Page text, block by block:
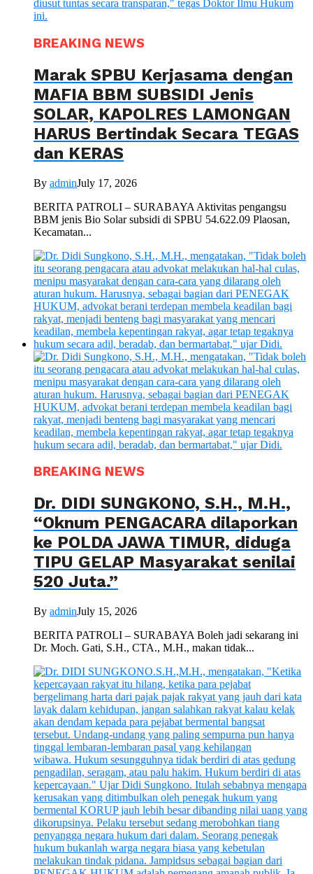
BREAKING NEWS
Marak SPBU Kerjasama dengan
MAFIA BBM SUBSIDI Jenis
SOLAR, KAPOLRES LAMONGAN
HARUS Bertindak Secara TEGAS
dan KERAS
By adminJuly 17, 2026
BERITA PATROLI – SURABAYA Aktivitas pengangsu
BBM jenis Bio Solar subsidi di SPBU 54.622.09 Plaosan,
Kecamatan...
BREAKING NEWS
Dr. DIDI SUNGKONO, S.H., M.H.,
“Oknum PENGACARA dilaporkan
ke POLDA JAWA TIMUR, diduga
TIPU GELAP Masyarakat senilai
520 Juta.”
By adminJuly 15, 2026
BERITA PATROLI – SURABAYA Boleh jadi sekarang ini
Dr. Moch. Gati, S.H., CTA., M.H., makan tidak...